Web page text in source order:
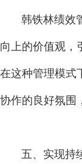
韩铁林绩效
向上的价值观，
在这种管理模式
协作的良好氛围
五、实现持